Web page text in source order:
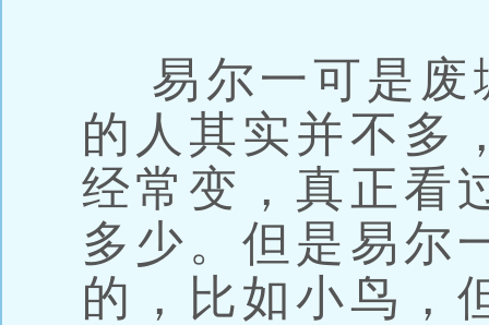
易尔一可是废
的人其实并不多
经常变，真正看
多少。但是易尔
的，比如小鸟，